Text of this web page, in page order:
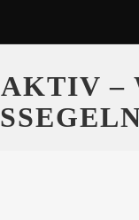
–